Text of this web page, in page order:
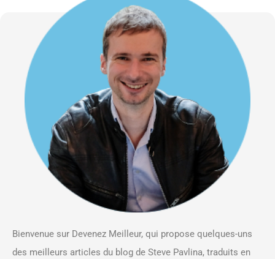
Bienvenue sur Devenez Meilleur, qui propose quelques-uns
des meilleurs articles du blog de Steve Pavlina, traduits en